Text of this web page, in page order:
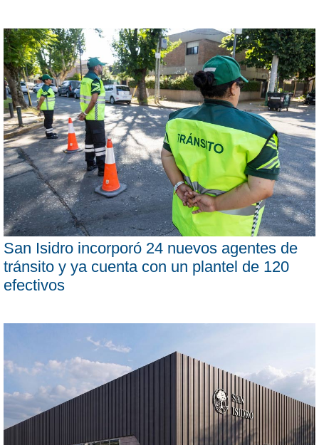
San Isidro incorporó 24 nuevos agentes de
tránsito y ya cuenta con un plantel de 120
efectivos